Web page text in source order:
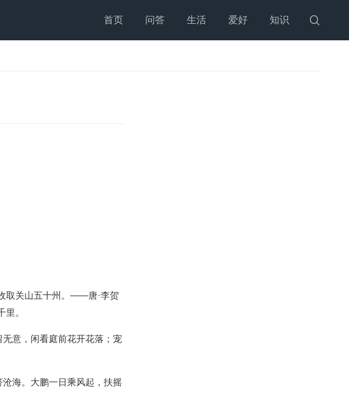

首页 问答 生活 爱好 知识
取关山五十州。——唐·李贺
。
意，闲看庭前花开花落；宠
海。大鹏一日乘风起，扶摇